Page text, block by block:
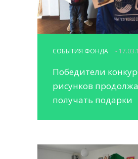
СОБЫТИЯ ФОНДА -
Победители
рисунков
получать подарки